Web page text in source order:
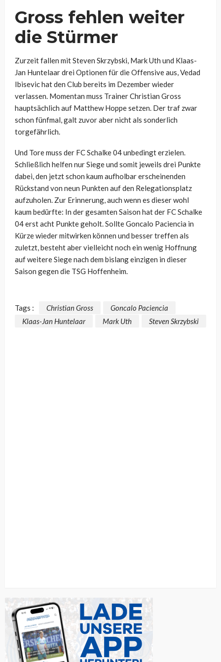
Gross fehlen weiter
die Stürmer
Zurzeit fallen mit Steven Skrzybski, Mark Uth und Klaas-
Jan Huntelaar drei Optionen für die Offensive aus, Vedad
Ibisevic hat den Club bereits im Dezember wieder
verlassen. Momentan muss Trainer Christian Gross
hauptsächlich auf Matthew Hoppe setzen. Der traf zwar
schon fünfmal, galt zuvor aber nicht als sonderlich
torgefährlich.
Und Tore muss der FC Schalke 04 unbedingt erzielen.
Schließlich helfen nur Siege und somit jeweils drei Punkte
dabei, den jetzt schon kaum aufholbar erscheinenden
Rückstand von neun Punkten auf den Relegationsplatz
aufzuholen. Zur Erinnerung, auch wenn es dieser wohl
kaum bedürfte: In der gesamten Saison hat der FC Schalke
04 erst acht Punkte geholt. Sollte Goncalo Paciencia in
Kürze wieder mitwirken können und besser treffen als
zuletzt, besteht aber vielleicht noch ein wenig Hoffnung
auf weitere Siege nach dem bislang einzigen in dieser
Saison gegen die TSG Hoffenheim.
Tags : Christian Gross
Goncalo Paciencia
Klaas-Jan Huntelaar
Mark Uth Steven Skrzybski